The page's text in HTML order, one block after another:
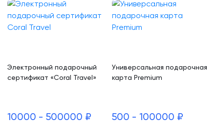
Электронный подарочный
сертификат «Coral Travel»
10000 - 500000 ₽
Универсальная подарочная
карта Premium
500 - 100000 ₽